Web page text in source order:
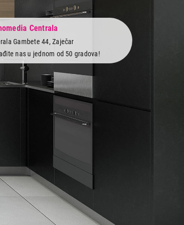
Centrala
Gambete 44, Zaječar
nas u jednom od 50 gradova!
Newsletter